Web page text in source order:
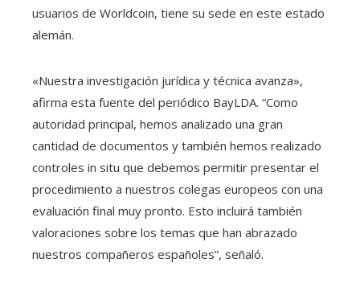
usuarios de Worldcoin, tiene su sede en este estado
alemán.
«Nuestra investigación jurídica y técnica avanza»,
afirma esta fuente del periódico BayLDA. “Como
autoridad principal, hemos analizado una gran
cantidad de documentos y también hemos realizado
controles in situ que debemos permitir presentar el
procedimiento a nuestros colegas europeos con una
evaluación final muy pronto. Esto incluirá también
valoraciones sobre los temas que han abrazado
nuestros compañeros españoles”, señaló.